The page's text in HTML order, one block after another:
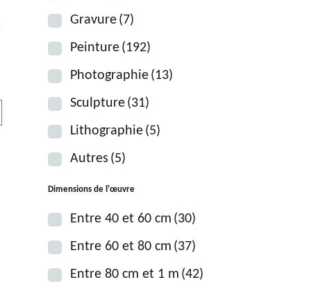
Gravure (7)
Peinture (192)
Photographie (13)
Sculpture (31)
Lithographie (5)
Autres (5)
Dimensions de l'œuvre
Entre 40 et 60 cm (30)
Entre 60 et 80 cm (37)
Entre 80 cm et 1 m (42)